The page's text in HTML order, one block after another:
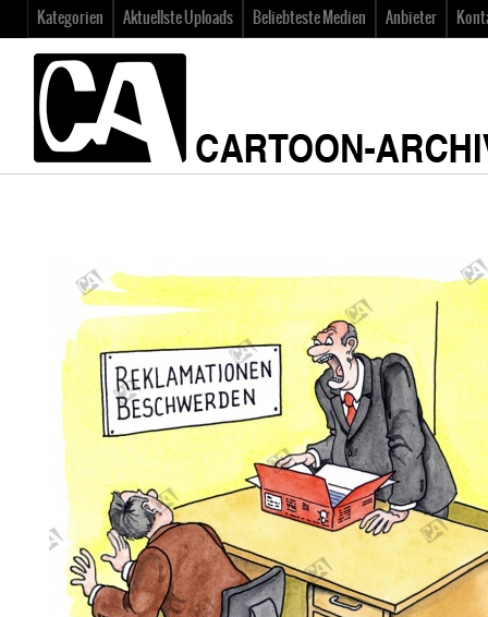
Kategorien Aktuellste Uploads Beliebteste Medien Anbieter